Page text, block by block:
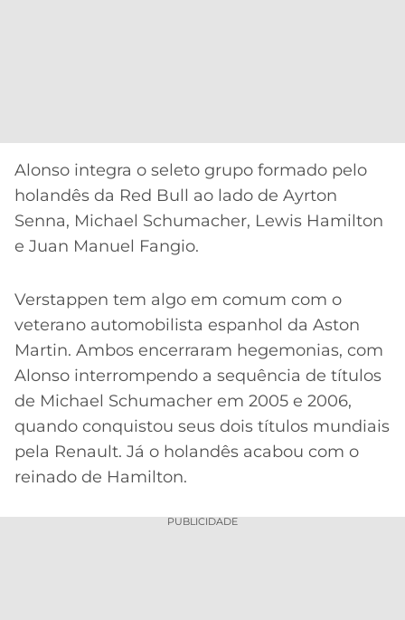
Alonso integra o seleto grupo formado pelo
holandês da Red Bull ao lado de Ayrton
Senna, Michael Schumacher, Lewis Hamilton
e Juan Manuel Fangio.
Verstappen tem algo em comum com o
veterano automobilista espanhol da Aston
Martin. Ambos encerraram hegemonias, com
Alonso interrompendo a sequência de títulos
de Michael Schumacher em 2005 e 2006,
quando conquistou seus dois títulos mundiais
pela Renault. Já o holandês acabou com o
reinado de Hamilton.
PUBLICIDADE